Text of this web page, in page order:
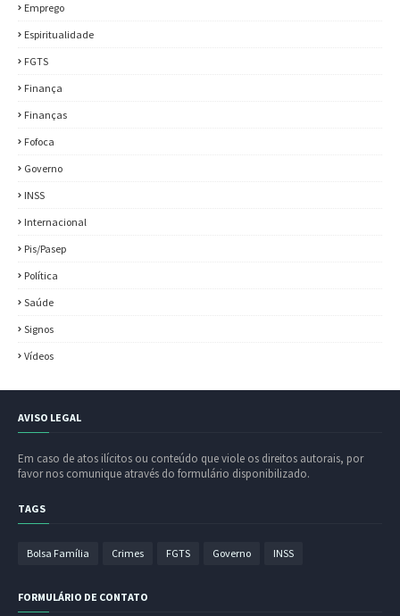
Emprego
Espiritualidade
FGTS
Finança
Finanças
Fofoca
Governo
INSS
Internacional
Pis/Pasep
Política
Saúde
Signos
Vídeos
AVISO LEGAL
Em caso de atos ilícitos ou conteúdo que viole os direitos autorais, por
favor nos comunique através do formulário disponibilizado.
TAGS
Bolsa Família Crimes FGTS Governo INSS
FORMULÁRIO DE CONTATO